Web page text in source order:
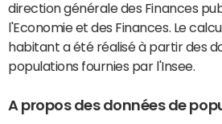
direction générale des Finances
l'Economie et des Finances. Le
habitant a été réalisé à partir des
populations fournies par l'Insee.
A propos des données de